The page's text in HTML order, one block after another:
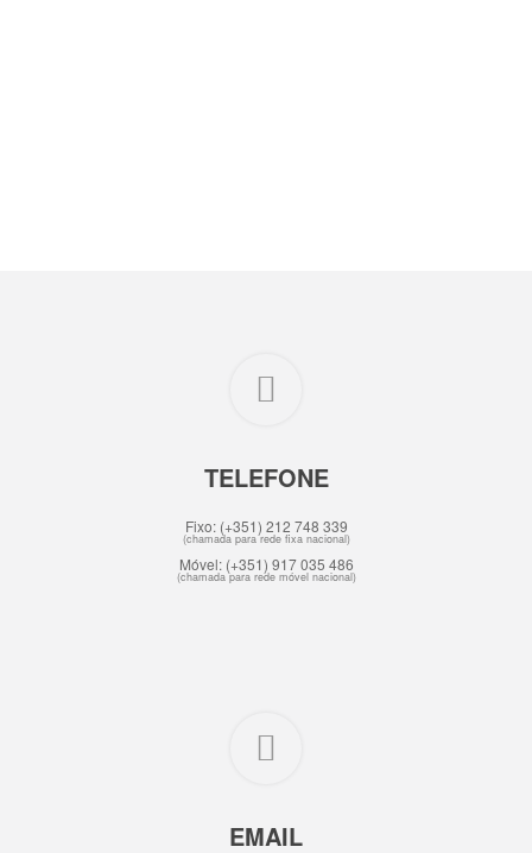
TELEFONE
Fixo: (+351) 212 748 339
(chamada para rede fixa nacional)
Móvel: (+351) 917 035 486
(chamada para rede móvel nacional)
EMAIL